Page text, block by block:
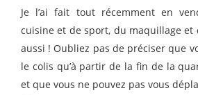
Je l’ai fait tout récemment en
cuisine et de sport, du maquillage et
aussi ! Oubliez pas de préciser que
le colis qu’à partir de la fin de la
et que vous ne pouvez pas vous